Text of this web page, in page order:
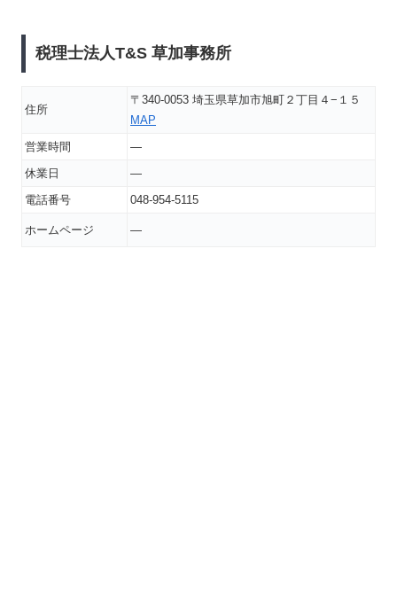
税理士法人T&S 草加事務所
住所
〒340-0053 埼玉県草加市旭町２丁目４−１５
MAP
営業時間
―
休業日
―
電話番号
048-954-5115
ホームページ ―